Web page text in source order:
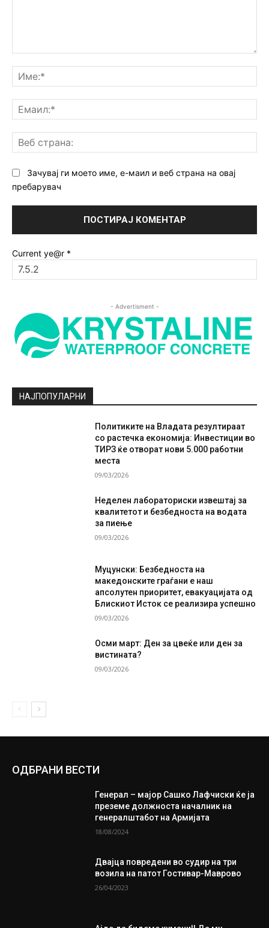
Зачувај ги моето име, е-маил и веб страна на овај
пребарувач
Current ye@r *
- Advertisment -
НАЈПОПУЛАРНИ
Политиките на Владата резултираат
со растечка економија: Инвестиции во
ТИРЗ ќе отворат нови 5.000 работни
места
09/03/2026
Неделен лабораториски извештај за
квалитетот и безбедноста на водата
за пиење
09/03/2026
Муцунски: Безбедноста на
македонските граѓани е наш
апсолутен приоритет, евакуацијата од
Блискиот Исток се реализира успешно
09/03/2026
Осми март: Ден за цвеќе или ден за
вистината?
09/03/2026
ОДБРАНИ ВЕСТИ
Генерал – мајор Сашко Лафчиски ќе ја
преземе должноста началник на
генералштабот на Армијата
18/08/2024
Двајца повредени во судир на три
возила на патот Гостивар-Маврово
26/04/2023